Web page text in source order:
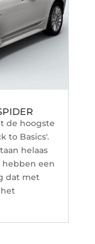
de hoogste
to Basics'.
helaas
hebben een
dat met